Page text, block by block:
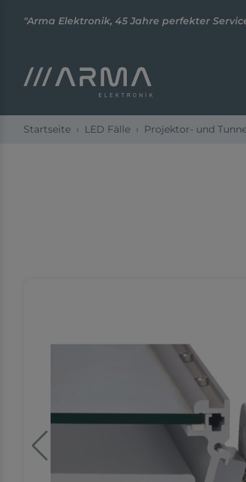
"Arma Elektronik, 45 Jahre perfekter
Startseite LED Fälle Projektor- und